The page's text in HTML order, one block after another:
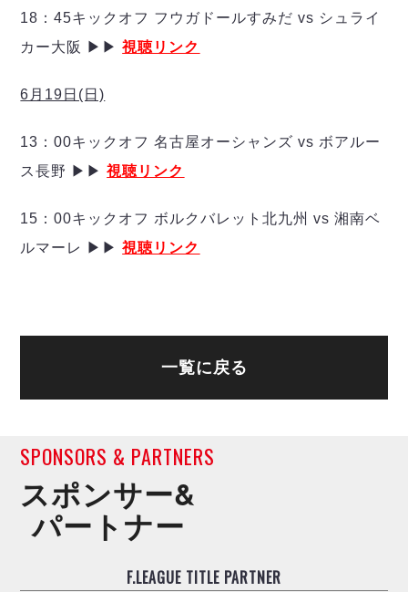
マルバ水戸FC
リガーレヴィア葛飾
ヴィンセドール白山
デウソン神戸
ポルセイド浜田
18：45キックオフ フウガドールすみだ vs シュライ
カー大阪 ▶▶視聴リンク
6月19日(日)
13：00キックオフ 名古屋オーシャンズ vs ボアルー
ス長野 ▶▶視聴リンク
15：00キックオフ ボルクバレット北九州 vs 湘南ベ
ルマーレ ▶▶視聴リンク
一覧に戻る
SPONSORS & PARTNERS
スポンサー&
パートナー
F.LEAGUE TITLE PARTNER